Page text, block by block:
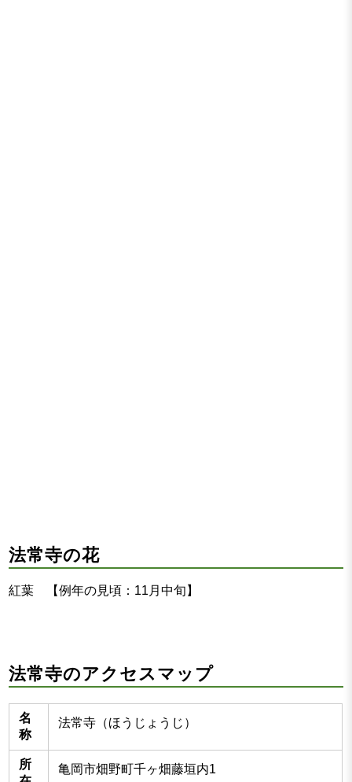
法常寺の花
紅葉 【例年の見頃：11月中旬】
法常寺のアクセスマップ
名
称
法常寺（ほうじょうじ）
所
亀岡市畑野町千ヶ畑藤垣内1